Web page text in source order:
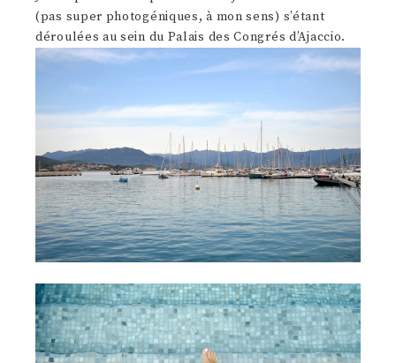
(pas super photogéniques, à mon sens) s’étant
déroulées au sein du Palais des Congrés d’Ajaccio.